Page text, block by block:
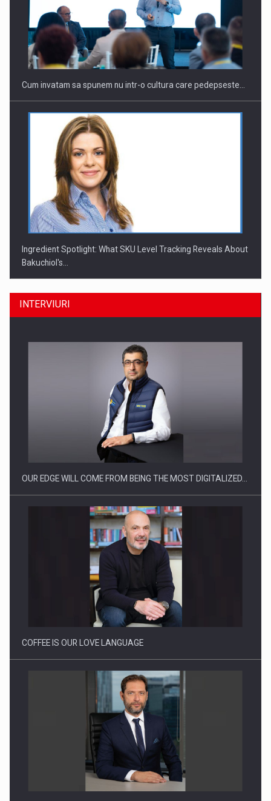
Webinar - Business Evolution-RETHINK STRATEGY-Finantare
Investitii Digitalizare
Cum invatam sa spunem nu intr-o cultura care pedepseste…
Ingredient Spotlight: What SKU Level Tracking Reveals About
Bakuchiol's…
Producatorii si comerciantii care nu se supun noilor
Proteinmaxxing and the Future of Protein Demand
INTERVIURI
OUR EDGE WILL COME FROM BEING THE MOST DIGITALIZED…
COFFEE IS OUR LOVE LANGUAGE